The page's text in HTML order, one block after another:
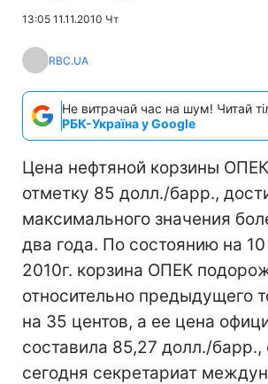
13:05 11.11.2010 Чт
RBC.UA
Не витрачай час на шум! Читай
РБК-Україна у Google
Цена нефтяной корзины
отметку 85 долл./барр.,
максимального значения
два года. По состоянию на
2010г. корзина ОПЕК
относительно предыдущего
на 35 центов, а ее цена
составила 85,27 долл./
сегодня секретариат